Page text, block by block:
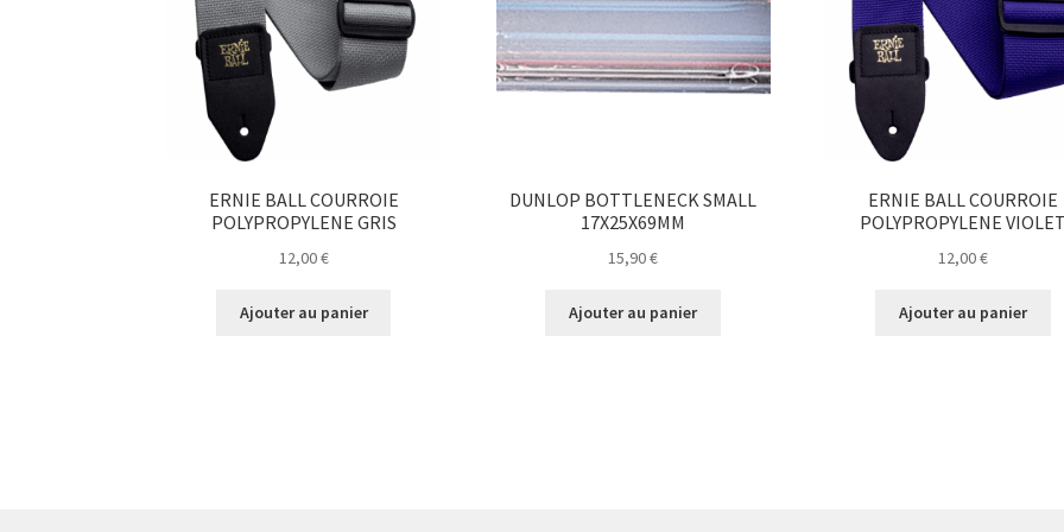
ERNIE BALL COURROIE
POLYPROPYLENE GRIS
12,00€
Ajouter au panier
DUNLOP BOTTLENECK SMALL
17X25X69MM
15,90€
Ajouter au panier
ERNIE BALL COURROIE
POLYPROPYLENE
12,00€
Ajouter au panier